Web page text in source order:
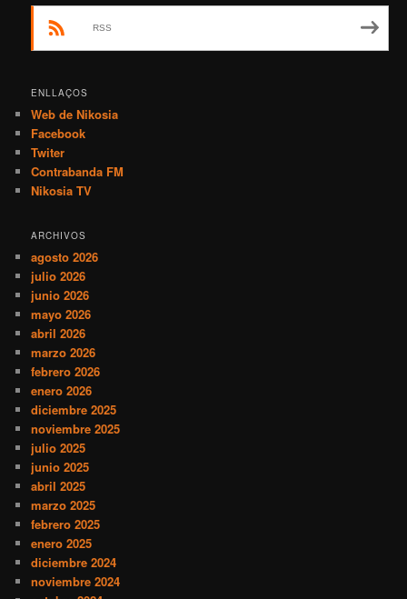
RSS
ENLLAÇOS
Web de Nikosia
Facebook
Twiter
Contrabanda FM
Nikosia TV
ARCHIVOS
agosto 2026
julio 2026
junio 2026
mayo 2026
abril 2026
marzo 2026
febrero 2026
enero 2026
diciembre 2025
noviembre 2025
julio 2025
junio 2025
abril 2025
marzo 2025
febrero 2025
enero 2025
diciembre 2024
noviembre 2024